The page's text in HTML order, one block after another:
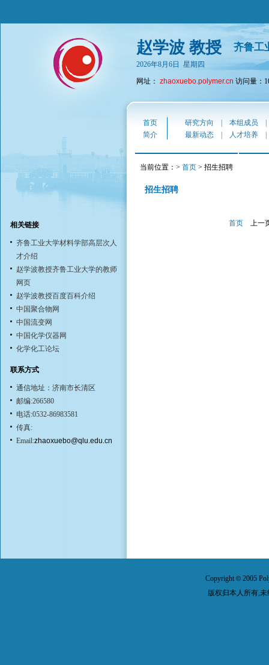
赵学波 教授 齐鲁工
2026年8月6日 星期四
网址： zhaoxuebo.polymer.cn 访问量：
相关链接
齐鲁工业大学材料学部高层次人
才介绍
赵学波教授齐鲁工业大学的教师
网页
赵学波教授百度百科介绍
中国聚合物网
中国流变网
中国化学仪器网
化学化工论坛
联系方式
通信地址：济南市长清区
邮编:266580
电话:0532-86983581
传真:
Email:zhaoxuebo@qlu.edu.cn
首页 研究方向 本组成员
简介
最新动态 人才培养
当前位置：> 首页 > 招生招聘
招生招聘
首页 上一
Copyright© 2005
版权归本人所有,